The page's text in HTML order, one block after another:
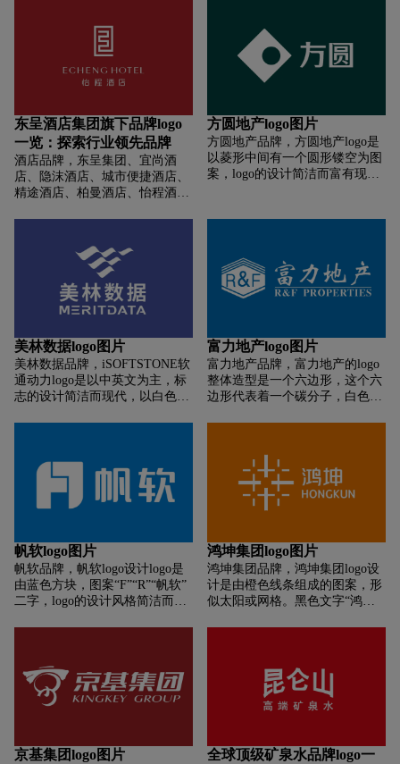
力）的追求，代表深南希望成为
一个始终富有创造力的组织；
“SCC”勾勒出了深南电路品牌的
价值追求，我们所有的奋斗和创
新都要以客户为中心，聚焦于为
东呈酒店集团旗下品牌logo
一览：探索行业领先品牌
酒店品牌，东呈集团、宜尚酒
店、隐沫酒店、城市便捷酒店、
精途酒店、柏曼酒店、怡程酒
方圆地产logo图片
方圆地产品牌，方圆地产logo是
以菱形中间有一个圆形镂空为图
案，logo的设计简洁而富有现代
读，同时具有独特的方形形状和
这个logo很好地传达了“方圆”的
含义，既体现了方正、严谨的一
面，也展现了灵活、变通的另一
美林数据logo图片
美林数据品牌，iSOFTSTONE软
通动力logo是以中英文为主，标
志的设计简洁而现代，以白色为
富力地产logo图片
富力地产品牌，富力地产的logo
整体造型是一个六边形，这个六
边形代表着一个碳分子，白色字
形形似蜂巢，蜂巢是自然界中比
较罕见的很有创意的建筑，体现
了富力地产在房地产行业的特色
和地位。同时，这个设计也寓意
勤劳，象征着公司为建设人类不
断前进的决心和努力。Logo的整
体颜色是蓝色，象征着蓝色的大
海，寓意着富力的博大精深，容
纳百川的胸怀。
帆软logo图片
帆软品牌，帆软logo设计logo是
由蓝色方块，图案“F”“R”“帆软”
二字，logo的设计风格简洁而现
鸿坤集团logo图片
鸿坤集团品牌，鸿坤集团logo设
计是由橙色线条组成的图案，形
似太阳或网格。黑色文字“鸿坤”
素，有效地传达了品牌的形象和
京基集团logo图片
全球顶级矿泉水品牌logo一